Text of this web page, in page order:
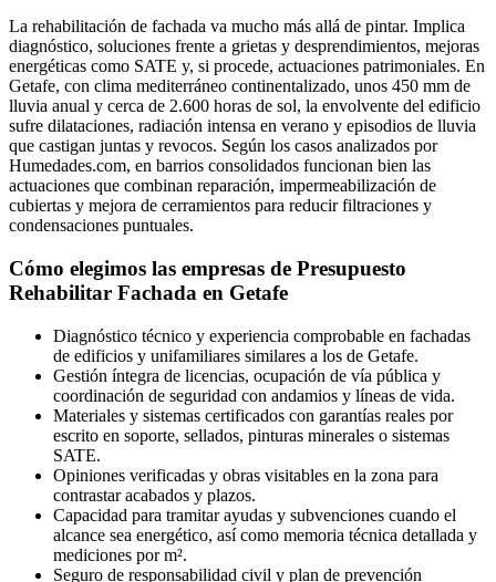
La rehabilitación de fachada va mucho más allá de pintar. Implica
diagnóstico, soluciones frente a grietas y desprendimientos, mejoras
energéticas como SATE y, si procede, actuaciones patrimoniales. En
Getafe, con clima mediterráneo continentalizado, unos 450 mm de
lluvia anual y cerca de 2.600 horas de sol, la envolvente del edificio
sufre dilataciones, radiación intensa en verano y episodios de lluvia
que castigan juntas y revocos. Según los casos analizados por
Humedades.com, en barrios consolidados funcionan bien las
actuaciones que combinan reparación, impermeabilización de
cubiertas y mejora de cerramientos para reducir filtraciones y
condensaciones puntuales.
Cómo elegimos las empresas de Presupuesto
Rehabilitar Fachada en Getafe
Diagnóstico técnico y experiencia comprobable en fachadas
de edificios y unifamiliares similares a los de Getafe.
Gestión íntegra de licencias, ocupación de vía pública y
coordinación de seguridad con andamios y líneas de vida.
Materiales y sistemas certificados con garantías reales por
escrito en soporte, sellados, pinturas minerales o sistemas
SATE.
Opiniones verificadas y obras visitables en la zona para
contrastar acabados y plazos.
Capacidad para tramitar ayudas y subvenciones cuando el
alcance sea energético, así como memoria técnica detallada y
mediciones por m².
Seguro de responsabilidad civil y plan de prevención